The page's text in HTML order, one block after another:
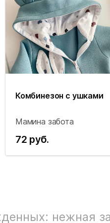
Комбинезон с ушками
Мамина забота
72 руб.
нежная